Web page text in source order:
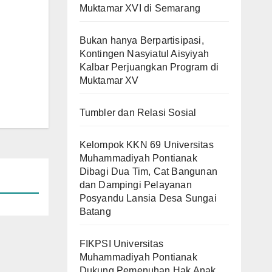
Muktamar XVI di Semarang
Bukan hanya Berpartisipasi,
Kontingen Nasyiatul Aisyiyah
Kalbar Perjuangkan Program di
Muktamar XV
Tumbler dan Relasi Sosial
Kelompok KKN 69 Universitas
Muhammadiyah Pontianak
Dibagi Dua Tim, Cat Bangunan
dan Dampingi Pelayanan
Posyandu Lansia Desa Sungai
Batang
FIKPSI Universitas
Muhammadiyah Pontianak